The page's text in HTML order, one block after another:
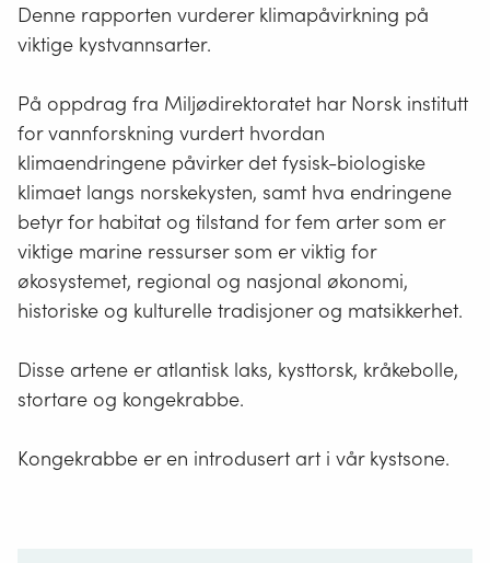
Denne rapporten vurderer klimapåvirkning på
viktige kystvannsarter.
På oppdrag fra Miljødirektoratet har Norsk institutt
for vannforskning vurdert hvordan
klimaendringene påvirker det fysisk-biologiske
klimaet langs norskekysten, samt hva endringene
betyr for habitat og tilstand for fem arter som er
viktige marine ressurser som er viktig for
økosystemet, regional og nasjonal økonomi,
historiske og kulturelle tradisjoner og matsikkerhet.
Disse artene er atlantisk laks, kysttorsk, kråkebolle,
stortare og kongekrabbe.
Kongekrabbe er en introdusert art i vår kystsone.